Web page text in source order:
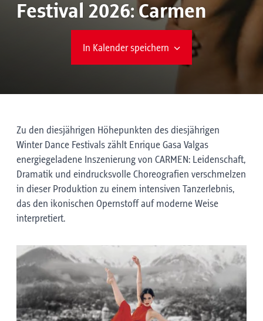
Festival 2026: Carmen
In Kalender speichern
Zu den diesjährigen Höhepunkten des diesjährigen
Winter Dance Festivals zählt Enrique Gasa Valgas
energiegeladene Inszenierung von CARMEN: Leidenschaft,
Dramatik und eindrucksvolle Choreografien verschmelzen
in dieser Produktion zu einem intensiven Tanzerlebnis,
das den ikonischen Opernstoff auf moderne Weise
interpretiert.